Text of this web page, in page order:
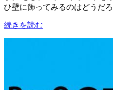
ひ壁に飾ってみるのはどうだ
続きを読む